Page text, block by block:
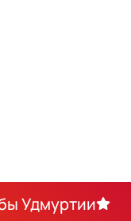
Удмуртии